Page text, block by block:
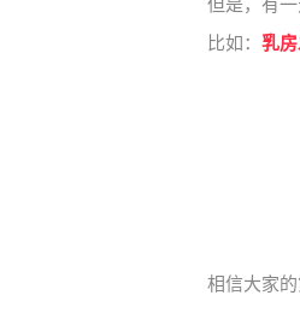
但是，有
比如： 乳
相信大家的